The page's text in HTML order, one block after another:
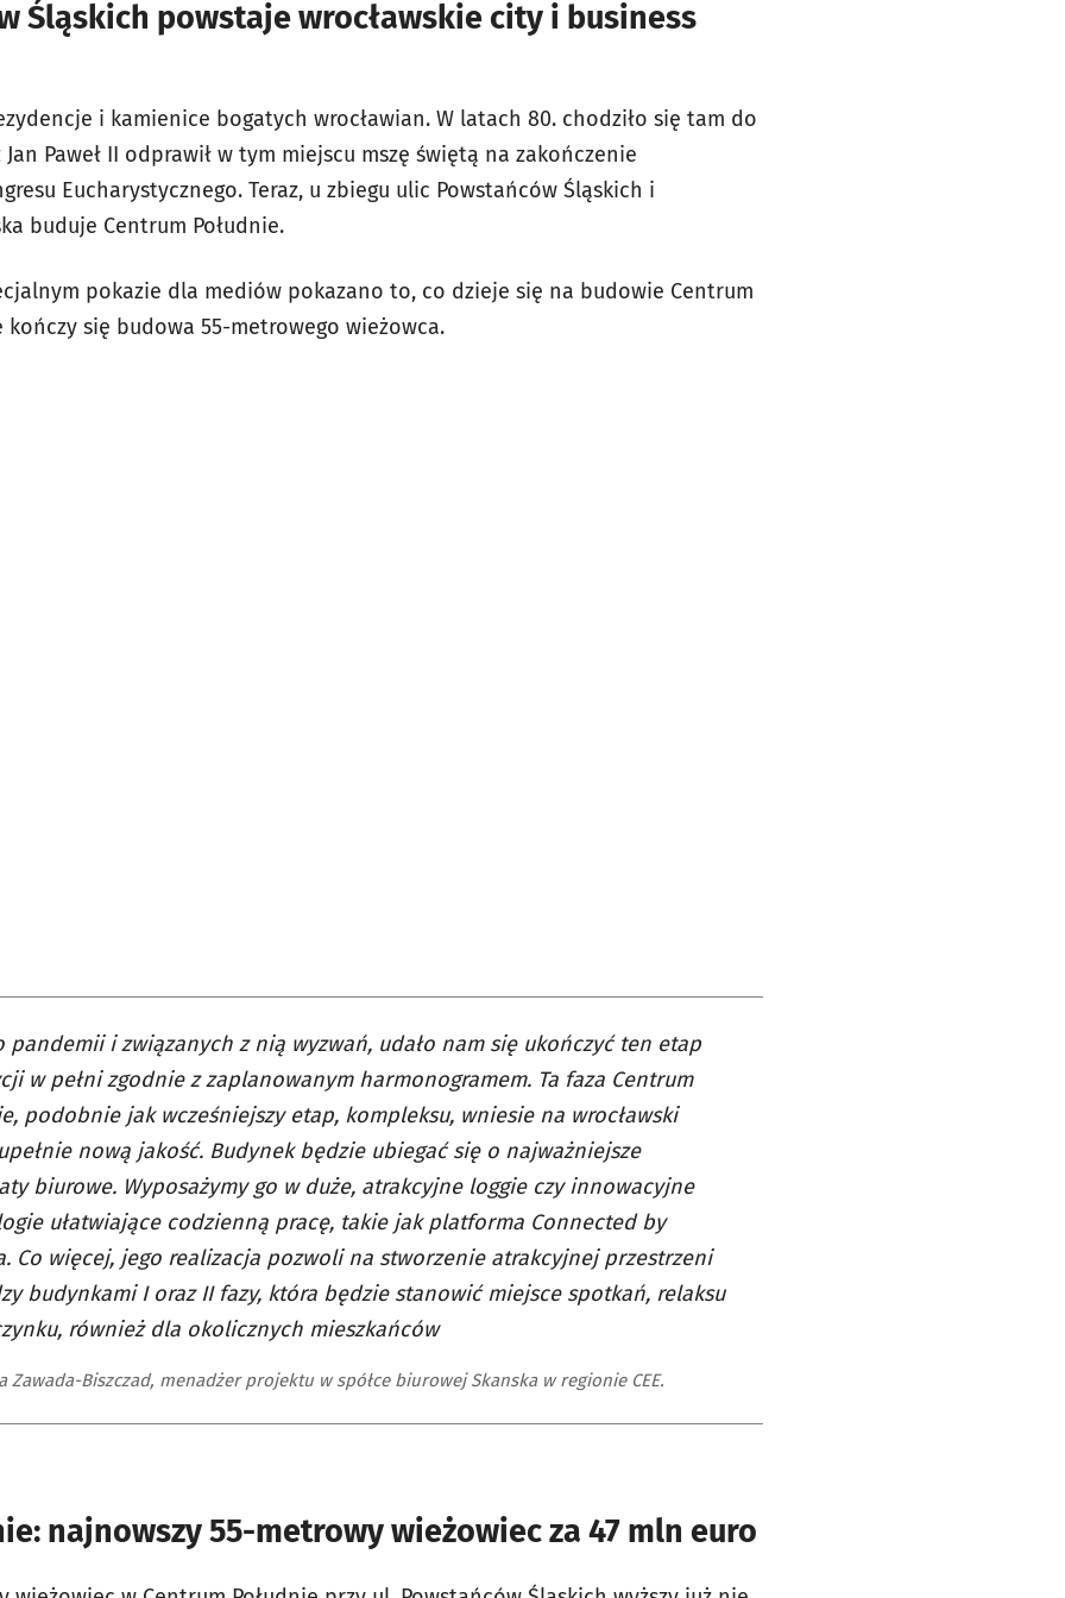
Śląskich powstaje wrocławskie city i business
i kamienice bogatych wrocławian. W latach 80. chodziło się tam do
Jan Paweł II odprawił w tym miejscu mszę świętą na zakończenie
Eucharystycznego. Teraz, u zbiegu ulic Powstańców Śląskich i
buduje Centrum Południe.
pokazie dla mediów pokazano to, co dzieje się na budowie Centrum
kończy się budowa 55-metrowego wieżowca.
pandemii i związanych z nią wyzwań, udało nam się ukończyć ten etap
w pełni zgodnie z zaplanowanym harmonogramem. Ta faza Centrum
podobnie jak wcześniejszy etap, kompleksu, wniesie na wrocławski
nową jakość. Budynek będzie ubiegać się o najważniejsze
biurowe. Wyposażymy go w duże, atrakcyjne loggie czy innowacyjne
ułatwiające codzienną pracę, takie jak platforma Connected by
Co więcej, jego realizacja pozwoli na stworzenie atrakcyjnej przestrzeni
budynkami I oraz II fazy, która będzie stanowić miejsce spotkań, relaksu
również dla okolicznych mieszkańców
Zawada-Biszczad, menadżer projektu w spółce biurowej Skanska w regionie CEE.
najnowszy 55-metrowy wieżowiec za 47 mln euro